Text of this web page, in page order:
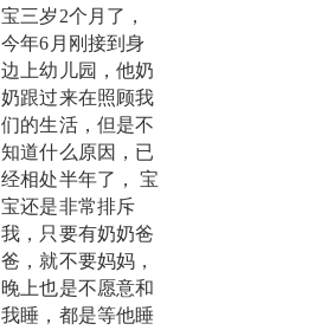
宝三岁2个月了，
今年6月刚接到身
边上幼儿园，他奶
奶跟过来在照顾我
们的生活，但是不
知道什么原因，已
经相处半年了， 宝
宝还是非常排斥
我，只要有奶奶爸
爸，就不要妈妈，
晚上也是不愿意和
我睡，都是等他睡